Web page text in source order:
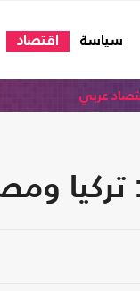
سياسة اقتصاد
عربي